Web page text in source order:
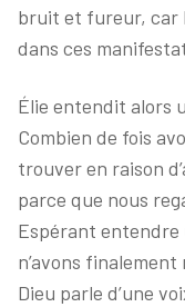
bruit et fureur, car
dans ces
Élie entendit alors
Combien de fois
trouver en raison
parce que nous
Espérant entendre
n’avons
Dieu parle d’une